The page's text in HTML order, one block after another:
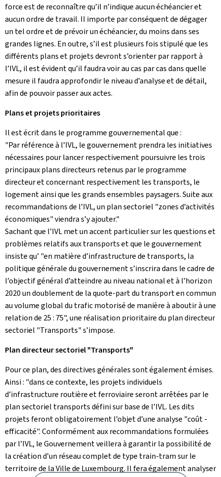
force est de reconnaître qu’il n’indique aucun échéancier et
aucun ordre de travail. Il importe par conséquent de dégager
un tel ordre et de prévoir un échéancier, du moins dans ses
grandes lignes. En outre, s’il est plusieurs fois stipulé que les
différents plans et projets devront s’orienter par rapport à
l’IVL, il est évident qu’il faudra voir au cas par cas dans quelle
mesure il faudra approfondir le niveau d’analyse et de détail,
afin de pouvoir passer aux actes.
Plans et projets prioritaires
Il est écrit dans le programme gouvernemental que :
"Par référence à l’IVL, le gouvernement prendra les initiatives
nécessaires pour lancer respectivement poursuivre les trois
principaux plans directeurs retenus par le programme
directeur et concernant respectivement les transports, le
logement ainsi que les grands ensembles paysagers. Suite aux
recommandations de l’IVL, un plan sectoriel "zones d’activités
économiques" viendra s’y ajouter."
Sachant que l’IVL met un accent particulier sur les questions et
problèmes relatifs aux transports et que le gouvernement
insiste qu’ "en matière d’infrastructure de transports, la
politique générale du gouvernement s’inscrira dans le cadre de
l’objectif général d’atteindre au niveau national et à l’horizon
2020 un doublement de la quote-part du transport en commun
au volume global du trafic motorisé de manière à aboutir à une
relation de 25 : 75", une réalisation prioritaire du plan directeur
sectoriel "Transports" s’impose.
Plan directeur sectoriel "Transports"
Pour ce plan, des directives générales sont également émises.
Ainsi : "dans ce contexte, les projets individuels
d’infrastructure routière et ferroviaire seront arrêtées par le
plan sectoriel transports défini sur base de l’IVL. Les dits
projets feront obligatoirement l’objet d’une analyse "coût -
efficacité". Conformément aux recommandations formulées
par l’IVL, le Gouvernement veillera à garantir la possibilité de
la création d’un réseau complet de type train-tram sur le
territoire de la Ville de Luxembourg. Il fera également analyser